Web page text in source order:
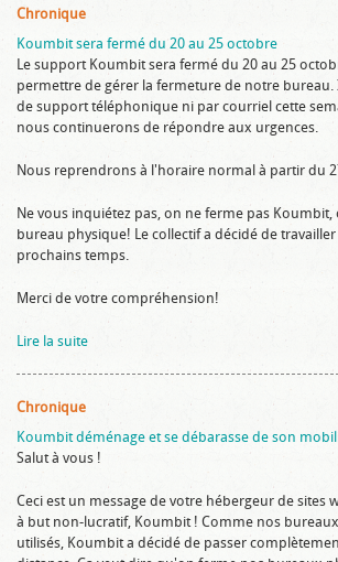
Chronique
Koumbit sera fermé du 20 au 25 octobre
Le support Koumbit sera fermé du 20 au 25
permettre de gérer la fermeture de notre bureau.
de support téléphonique ni par courriel cette
nous continuerons de répondre aux urgences.
Nous reprendrons à l'horaire normal à partir du
Ne vous inquiétez pas, on ne ferme pas Koumbit,
bureau physique! Le collectif a décidé de
prochains temps.
Merci de votre compréhension!
Lire la suite
Chronique
Koumbit déménage et se débarasse de son
Salut à vous !
Ceci est un message de votre hébergeur de sites
à but non-lucratif, Koumbit ! Comme nos
utilisés, Koumbit a décidé de passer